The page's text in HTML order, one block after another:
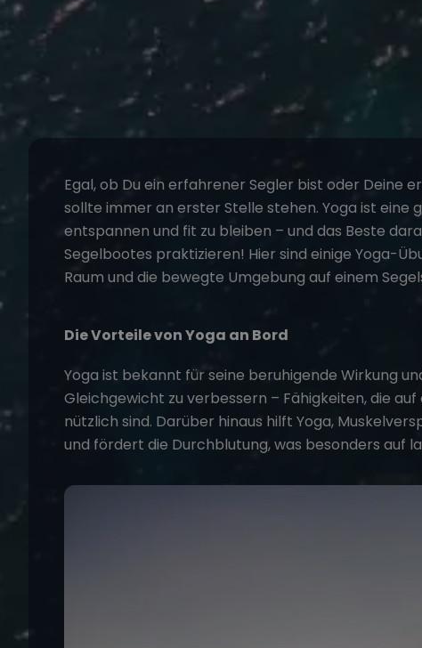
Egal, ob Du ein erfahrener Segler bist oder Deine
sollte immer an erster Stelle stehen. Yoga ist eine
entspannen und fit zu bleiben – und das Beste
Segelbootes praktizieren! Hier sind einige Yoga-
Raum und die bewegte Umgebung auf einem
Die Vorteile von Yoga an Bord
Yoga ist bekannt für seine beruhigende Wirkung
Gleichgewicht zu verbessern – Fähigkeiten, die
nützlich sind. Darüber hinaus hilft Yoga,
und fördert die Durchblutung, was besonders auf